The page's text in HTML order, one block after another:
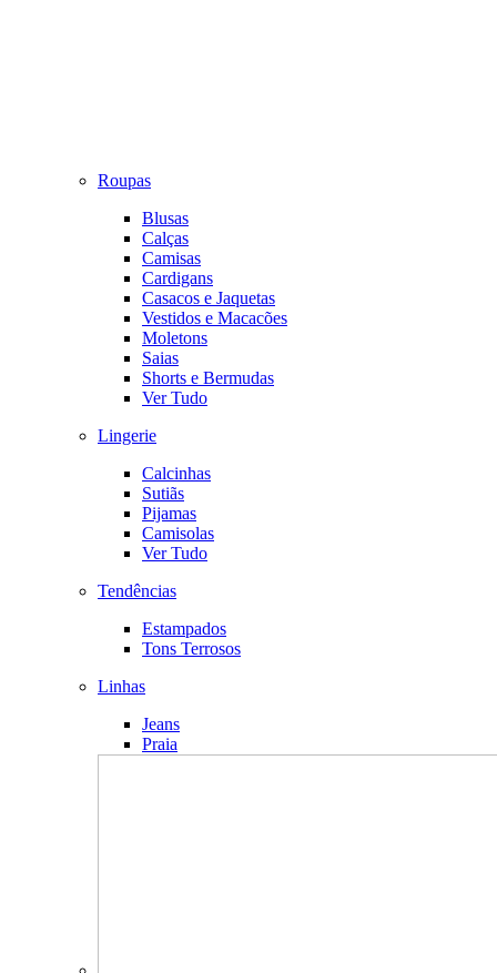
Roupas
Blusas
Calças
Camisas
Cardigans
Casacos e Jaquetas
Vestidos e Macacões
Moletons
Saias
Shorts e Bermudas
Ver Tudo
Lingerie
Calcinhas
Sutiãs
Pijamas
Camisolas
Ver Tudo
Tendências
Estampados
Tons Terrosos
Linhas
Jeans
Praia